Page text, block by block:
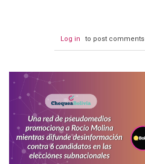
Log in to post comments